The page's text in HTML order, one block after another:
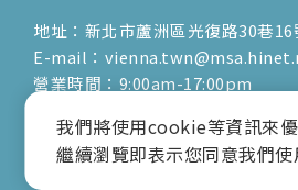
地址：新北市蘆洲區光復路30巷16
E-mail：
營業時間：9:00am-17:00pm
關於 文章
我們將使用cookie等資訊來優
繼續瀏覽即表示您同意我們使